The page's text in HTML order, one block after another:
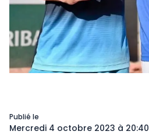
Publié le
Mercredi 4 octobre 2023 à 20:40